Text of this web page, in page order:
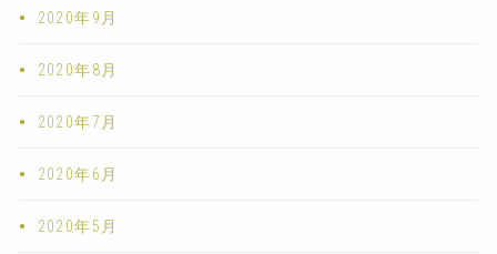
2020年9月
2020年8月
2020年7月
2020年6月
2020年5月